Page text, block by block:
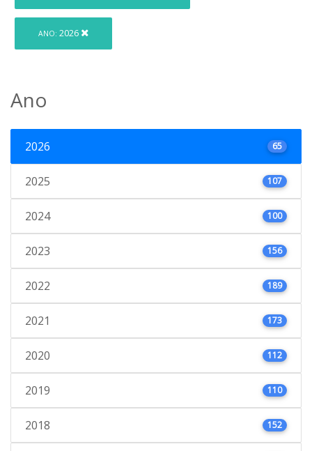
ANO: 2026
Ano
2026 65
2025 107
2024 100
2023 156
2022 189
2021 173
2020 112
2019 110
2018 152